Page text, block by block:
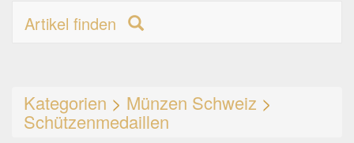
Artikel finden
Kategorien > Münzen Schweiz >
Schützenmedaillen